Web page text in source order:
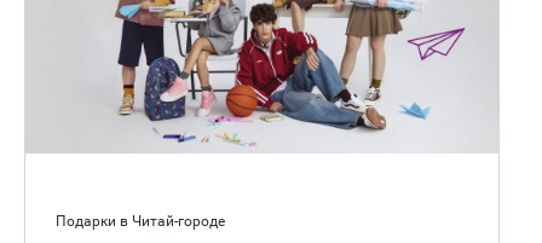
Подарки в Читай-городе